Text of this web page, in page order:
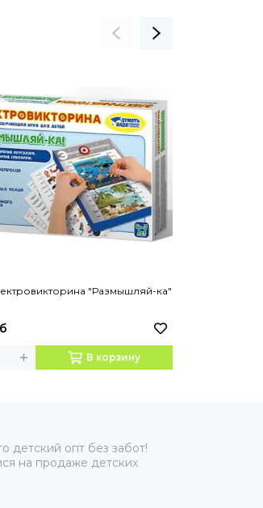
"Размышляй-ка"
В корзину
детский опт без забот!
на продаже детских